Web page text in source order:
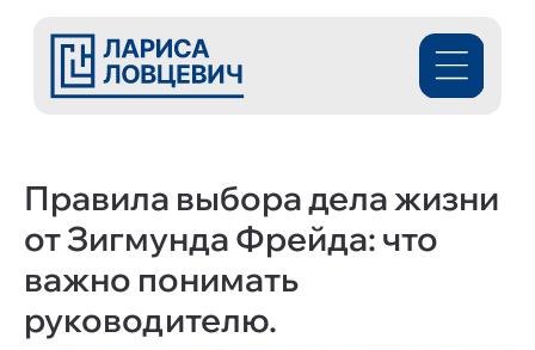
Правила выбора дела жизни
от Зигмунда Фрейда: что
важно понимать
руководителю.